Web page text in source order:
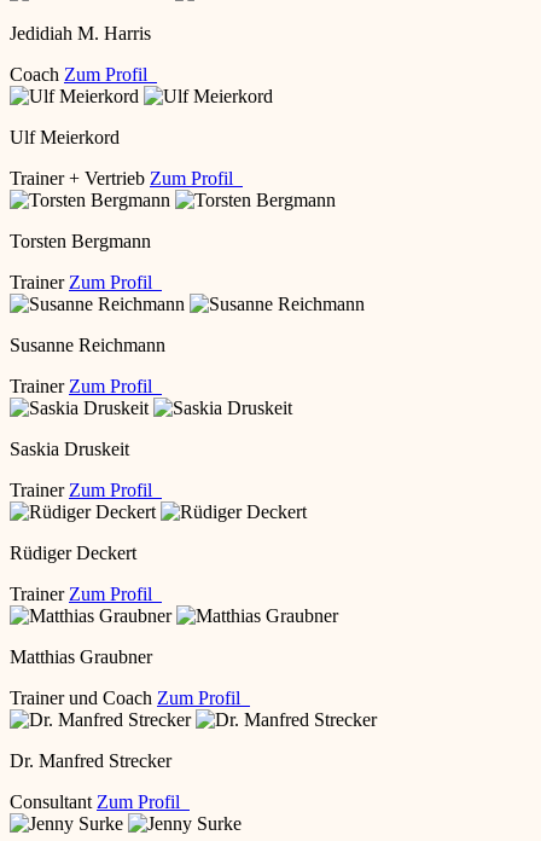
Jedidiah M. Harris
Coach Zum Profil
Ulf Meierkord
Trainer + Vertrieb Zum Profil
Torsten Bergmann
Trainer Zum Profil
Susanne Reichmann
Trainer Zum Profil
Saskia Druskeit
Trainer Zum Profil
Rüdiger Deckert
Trainer Zum Profil
Matthias Graubner
Trainer und Coach Zum Profil
Dr. Manfred Strecker
Consultant Zum Profil